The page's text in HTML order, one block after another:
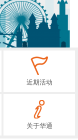
近期活动
关于华通